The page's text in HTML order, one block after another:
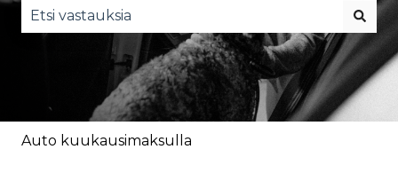
Ehdotuksia ei ole, koska hakukenttä on tyhjä.
Auto kuukausimaksulla